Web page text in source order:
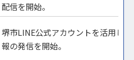
配信を開始。
堺市LINE公式アカウントを活用し
報の発信を開始。